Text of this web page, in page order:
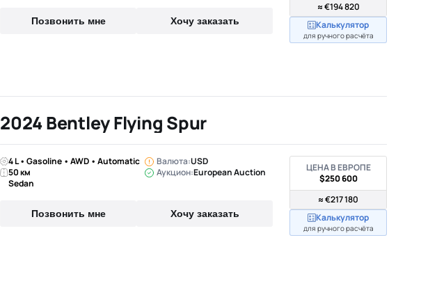
Позвонить мне Хочу заказать
≈ €194 820
Калькулятор
для ручного расчёта
2024 Bentley Flying Spur
4 L • Gasoline • AWD • Automatic
50 км
Sedan
Валюта:USD
Аукцион:European Auction
Позвонить мне Хочу заказать
ЦЕНА В ЕВРОПЕ
$250 600
≈ €217 180
Калькулятор
для ручного расчёта